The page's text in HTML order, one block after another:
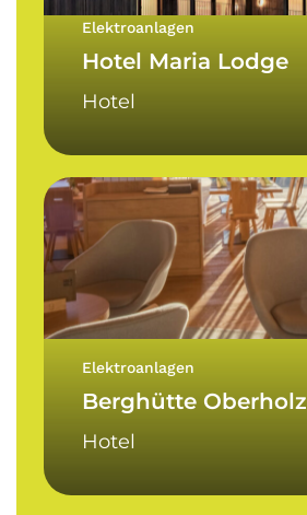
Elektroanlagen
Hotel Maria Lodge
Hotel
Berghütte
Oberholz
Elektroanlagen
Berghütte Oberholz
Hotel